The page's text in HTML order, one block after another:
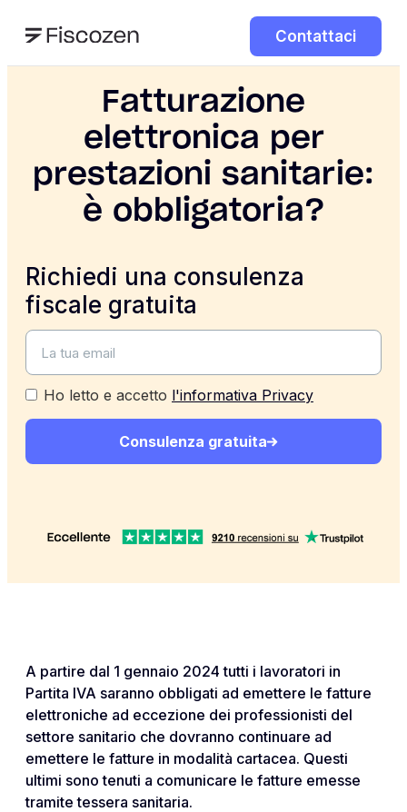
Contattaci
Fatturazione
elettronica per
prestazioni sanitarie:
è obbligatoria?
Richiedi una consulenza
fiscale gratuita
Ho letto e accetto l'informativa Privacy
Consulenza gratuita
A partire dal 1 gennaio 2024 tutti i lavoratori in
Partita IVA saranno obbligati ad emettere le fatture
elettroniche ad eccezione dei professionisti del
settore sanitario che dovranno continuare ad
emettere le fatture in modalità cartacea. Questi
ultimi sono tenuti a comunicare le fatture emesse
tramite tessera sanitaria.